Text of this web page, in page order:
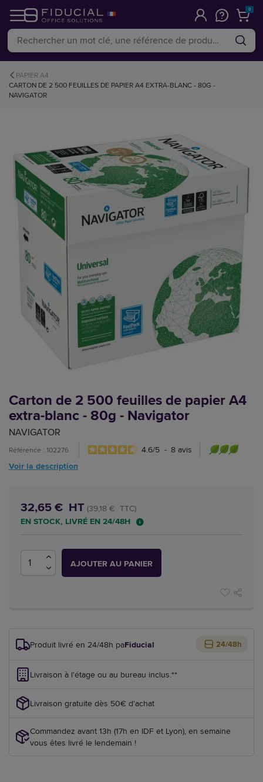
0
PAPIER A4
CARTON DE 2 500 FEUILLES DE PAPIER A4 EXTRA-BLANC - 80G -
NAVIGATOR
Carton de 2 500 feuilles de papier A4
extra-blanc - 80g - Navigator
NAVIGATOR
Référence : 102276 4.6/5 - 8 avis
Voir la description
32,65 € HT (39,18 € TTC)
EN STOCK, LIVRÉ EN 24/48H
AJOUTER AU PANIER
Produit livré en 24/48h parFiducial 24/48h
Livraison à l'étage ou au bureau inclus.**
Livraison gratuite dès 50€ d'achat
Commandez avant 13h (17h en IDF et Lyon), en semaine
vous êtes livré le lendemain !